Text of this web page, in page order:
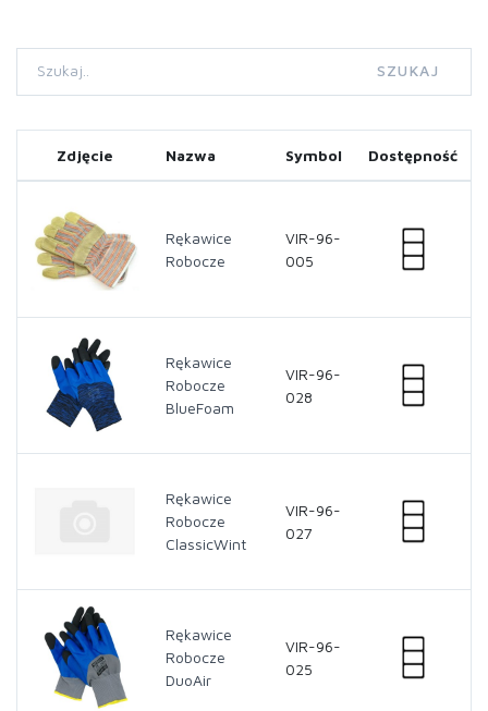
SZUKAJ
Zdjęcie Nazwa Symbol Dostępność
Rękawice
Robocze
VIR-96-
005
Rękawice
Robocze
BlueFoam
VIR-96-
028
Rękawice
Robocze
ClassicWint
VIR-96-
027
Rękawice
Robocze
DuoAir
VIR-96-
025